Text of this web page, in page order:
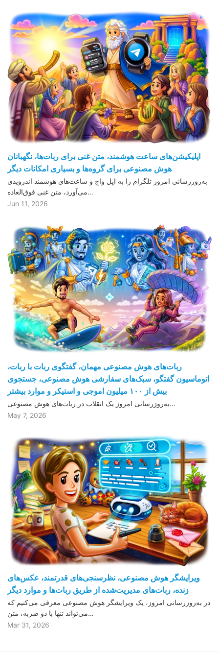
اپلیکیشن‌های ساعت هوشمند، متن غنی برای ربات‌ها، نگهبانان
هوش مصنوعی برای گروه‌ها و بسیاری امکانات دیگر
به‌روزرسانی امروز تلگرام را به اپل واچ و ساعت‌های هوشمند اندرویدی
می‌آورد، متن غنی فوق‌العاده…
Jun 11, 2026
ربات‌های هوش مصنوعی مهمان، گفتگوی ربات با ربات،
اتوماسیون گفتگو، سبک‌های سفارشی هوش مصنوعی، جستجوی
بیش از ١۰۰ میلیون اموجی و استیکر و موارد بیشتر
به‌روزرسانی امروز یک انقلاب در ربات‌های هوش مصنوعی…
May 7, 2026
ویرایشگر هوش مصنوعی، نظرسنجی‌های قدرتمند، عکس‌های
زنده، ربات‌های مدیریت‌شده از طریق ربات‌ها و موارد دیگر
در به‌روزرسانی امروز، یک ویرایشگر هوش مصنوعی معرفی می‌کنیم که
می‌تواند تنها با دو ضربه، متن…
Mar 31, 2026